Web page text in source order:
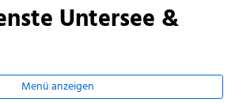
Untersee &
Menü anzeigen